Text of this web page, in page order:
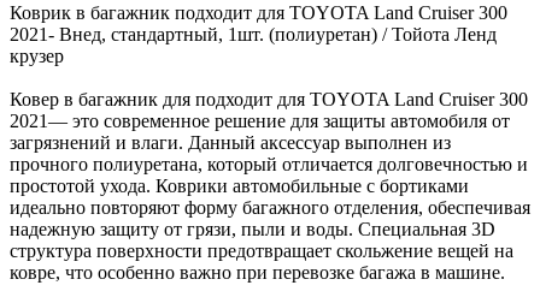
Коврик в багажник подходит для TOYOTA Land Cruiser 300
2021- Внед, стандартный, 1шт. (полиуретан) / Тойота Ленд
крузер
Ковер в багажник для подходит для TOYOTA Land Cruiser 300
2021— это современное решение для защиты автомобиля от
загрязнений и влаги. Данный аксессуар выполнен из
прочного полиуретана, который отличается долговечностью и
простотой ухода. Коврики автомобильные с бортиками
идеально повторяют форму багажного отделения, обеспечивая
надежную защиту от грязи, пыли и воды. Специальная 3D
структура поверхности предотвращает скольжение вещей на
ковре, что особенно важно при перевозке багажа в машине.